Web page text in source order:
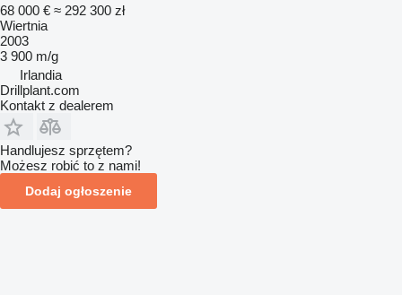
68 000 € ≈ 292 300 zł
Wiertnia
2003
3 900 m/g
Irlandia
Drillplant.com
Kontakt z dealerem
Handlujesz sprzętem?
Możesz robić to z nami!
Dodaj ogłoszenie